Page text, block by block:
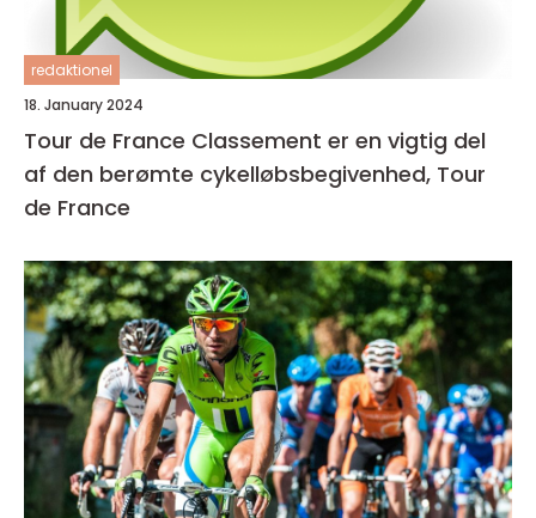
redaktionel
18. January 2024
Tour de France Classement er en vigtig del
af den berømte cykelløbsbegivenhed, Tour
de France